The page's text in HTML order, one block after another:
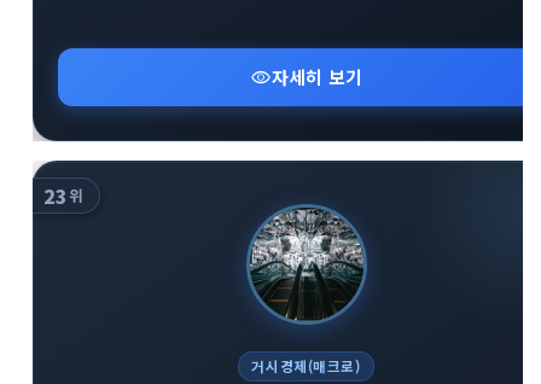
visibility자세히 보기
23 위
거시경제(매크로)
다운로드
활용팁 스티커 보안
채널·봇